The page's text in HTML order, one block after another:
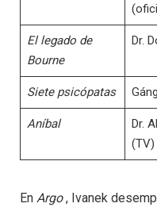
El legado de
Bourne
Dr.
Siete psicópatas
Aníbal
Dr.
(TV)
En Argo, Ivanek